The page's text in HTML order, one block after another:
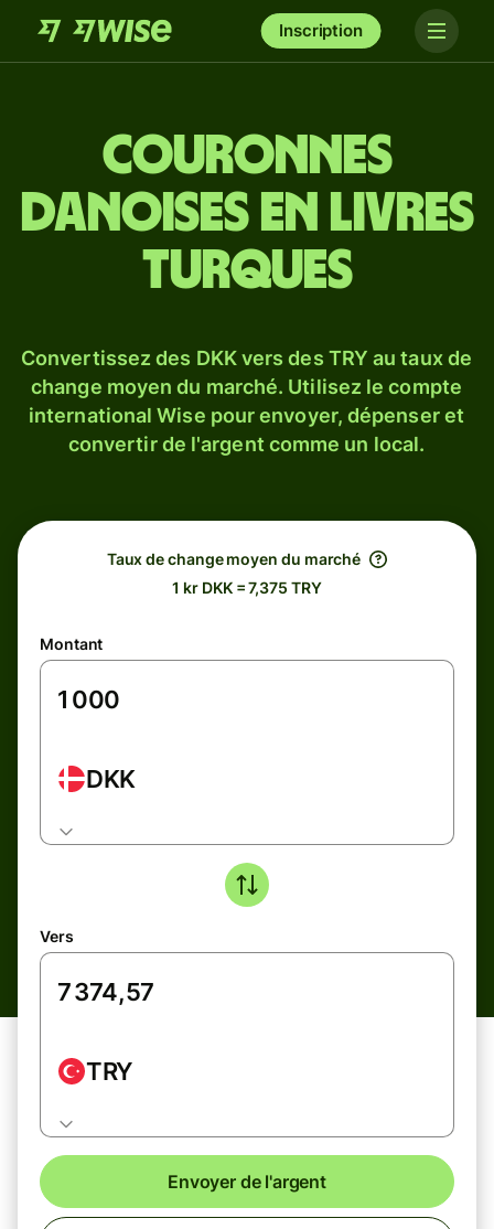
Inscription
Couronnes
danoises en livres
turques
Convertissez des DKK vers des TRY au taux de
change moyen du marché. Utilisez le compte
international Wise pour envoyer, dépenser et
convertir de l'argent comme un local.
Taux de change moyen du marché
1 kr DKK = 7,375 TRY
Montant
DKK
Vers
TRY
Envoyer de l'argent